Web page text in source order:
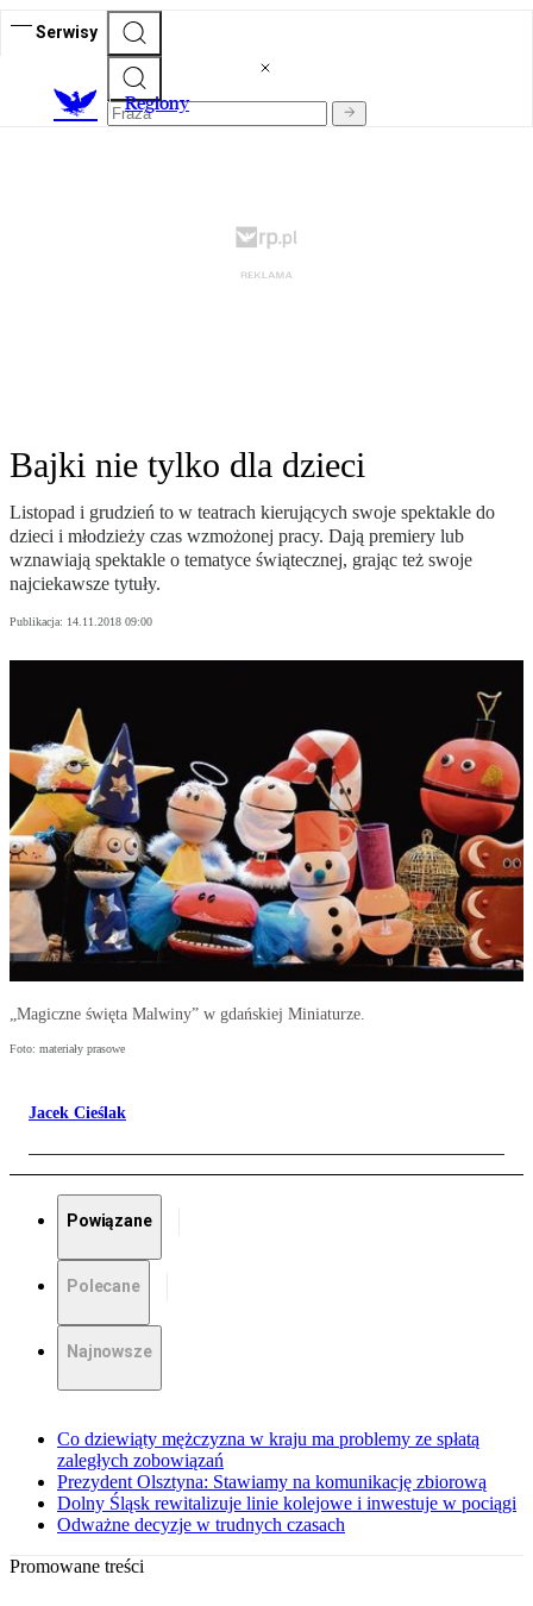
Serwisy
Regiony
Bajki nie tylko dla dzieci
Listopad i grudzień to w teatrach kierujących swoje spektakle do
dzieci i młodzieży czas wzmożonej pracy. Dają premiery lub
wznawiają spektakle o tematyce świątecznej, grając też swoje
najciekawsze tytuły.
Publikacja: 14.11.2018 09:00
„Magiczne święta Malwiny” w gdańskiej Miniaturze.
Foto: materiały prasowe
Jacek Cieślak
Powiązane
Polecane
Najnowsze
Co dziewiąty mężczyzna w kraju ma problemy ze spłatą
zaległych zobowiązań
Prezydent Olsztyna: Stawiamy na komunikację zbiorową
Dolny Śląsk rewitalizuje linie kolejowe i inwestuje w pociągi
Odważne decyzje w trudnych czasach
Promowane treści